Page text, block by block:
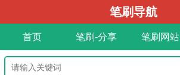
笔刷导航
首页 笔刷-分享 笔刷网站